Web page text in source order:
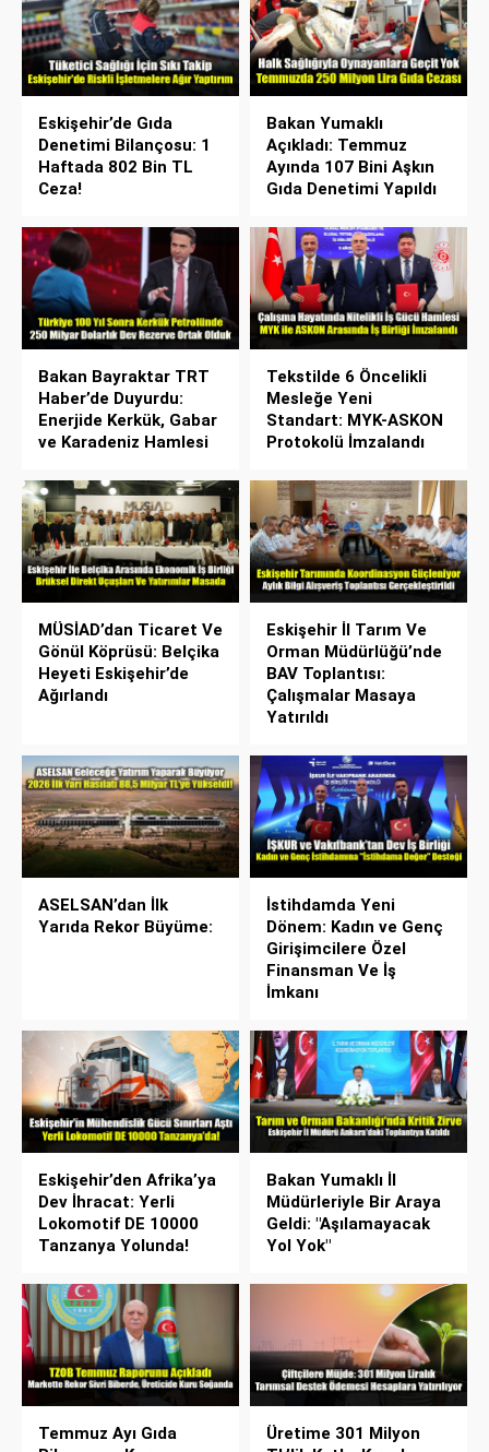
Eskişehir’de Gıda
Denetimi Bilançosu: 1
Haftada 802 Bin TL
Ceza!
Bakan Yumaklı
Açıkladı: Temmuz
Ayında 107 Bini Aşkın
Gıda Denetimi Yapıldı
Bakan Bayraktar TRT
Haber’de Duyurdu:
Enerjide Kerkük, Gabar
ve Karadeniz Hamlesi
Tekstilde 6 Öncelikli
Mesleğe Yeni
Standart: MYK-ASKON
Protokolü İmzalandı
MÜSİAD’dan Ticaret Ve
Gönül Köprüsü: Belçika
Heyeti Eskişehir’de
Ağırlandı
Eskişehir İl Tarım Ve
Orman Müdürlüğü’nde
BAV Toplantısı:
Çalışmalar Masaya
Yatırıldı
ASELSAN’dan İlk
Yarıda Rekor Büyüme:
İstihdamda Yeni
Dönem: Kadın ve Genç
Girişimcilere Özel
Finansman Ve İş
İmkanı
Eskişehir’den Afrika’ya
Dev İhracat: Yerli
Lokomotif DE 10000
Tanzanya Yolunda!
Bakan Yumaklı İl
Müdürleriyle Bir Araya
Geldi: "Aşılamayacak
Yol Yok"
Temmuz Ayı Gıda
Üretime 301 Milyon